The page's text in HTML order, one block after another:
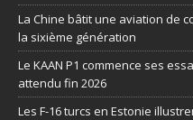
La Chine bâtit une aviation de
la sixième génération
Le KAAN P1 commence ses
attendu fin 2026
Les F-16 turcs en Estonie